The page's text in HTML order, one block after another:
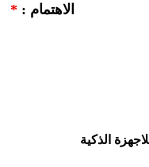
الاهتمام : *
الذكية